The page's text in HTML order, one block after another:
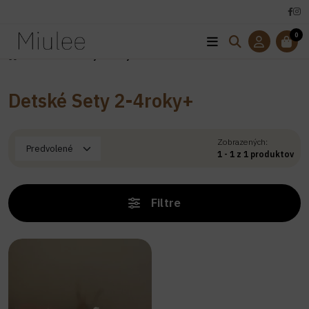
0
Detské Sety 2-4roky+
Zobrazených:
1 - 1 z 1 produktov
Filtre